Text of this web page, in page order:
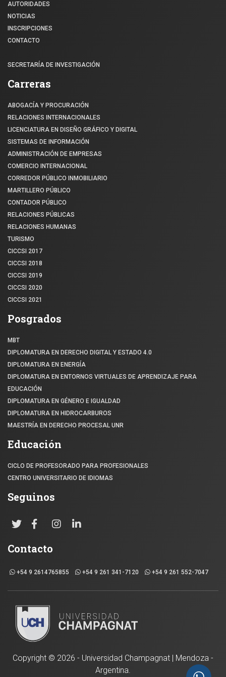
AUTORIDADES
NOTICIAS
INSCRIPCIONES
CONTACTO
SECRETARÍA DE INVESTIGACIÓN
Carreras
ABOGACÍA Y PROCURACIÓN
RELACIONES INTERNACIONALES
LICENCIATURA EN DISEÑO GRÁFICO Y DIGITAL
SISTEMAS DE INFORMACIÓN
ADMINISTRACIÓN DE EMPRESAS
COMERCIO INTERNACIONAL
CORREDOR PÚBLICO INMOBILIARIO
MARTILLERO PÚBLICO
CONTADOR PÚBLICO
RELACIONES PÚBLICAS
RELACIONES HUMANAS
TURISMO
CICCSI 2017
CICCSI 2018
CICCSI 2019
CICCSI 2020
CICCSI 2021
Posgrados
MBT
DIPLOMATURA EN DERECHO DIGITAL Y ESTADO 4.0
DIPLOMATURA EN ENERGÍA
DIPLOMATURA EN ENTORNOS VIRTUALES DE APRENDIZAJE PARA
EDUCACIÓN
DIPLOMATURA EN GÉNERO E IGUALDAD
DIPLOMATURA EN HIDROCARBUROS
MAESTRÍA EN DERECHO PROCESAL UNR
Educación
CICLO DE PROFESORADO PARA PROFESIONALES
CENTRO UNIVERSITARIO DE IDIOMAS
Seguinos
Contacto
+54 9 2614765855 +54 9 261 341-7120 +54 9 261 552-7047
Copyright © 2026 - Universidad Champagnat | Mendoza -
Argentina.